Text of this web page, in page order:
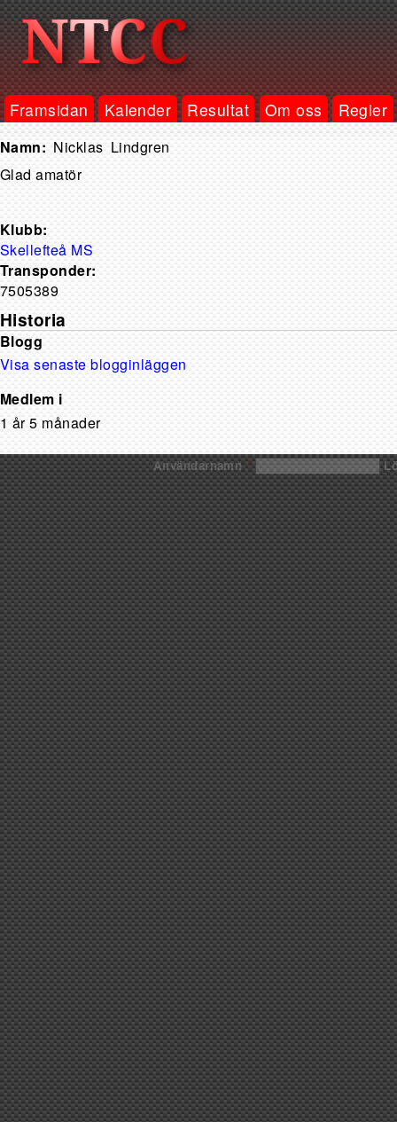
Framsidan Kalender Resultat Om oss Regler
Nicklas Lindgren
Glad amatör
Klubb:
Skellefteå MS
Transponder:
7505389
Historia
Blogg
Visa senaste blogginläggen
Medlem i
1 år 5 månader
Användarnamn*